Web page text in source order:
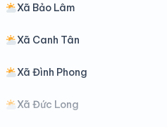
Xã Bảo Lâm
Xã Canh Tân
Xã Đình Phong
Xã Đức Long